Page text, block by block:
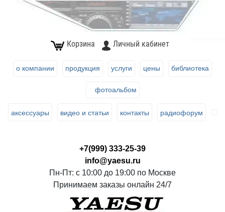
Корзина Личный кабинет
о компании продукция услуги цены библиотека
фотоальбом
аксессуары видео и статьи контакты радиофорум
+7(999) 333-25-39
info@yaesu.ru
Пн-Пт: с 10:00 до 19:00 по Москве
Принимаем заказы онлайн 24/7